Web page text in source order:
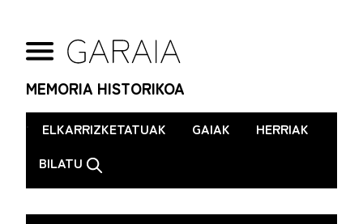
MEMORIA HISTORIKOA
. ELKARRIZKETATUAK GAIAK
HERRIAK
BILATU